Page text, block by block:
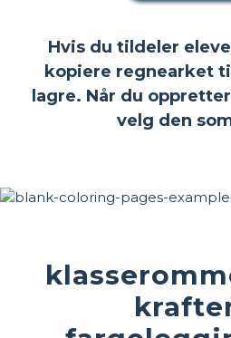
Hvis du tildeler
kopiere regnearket
lagre. Når du
velg den